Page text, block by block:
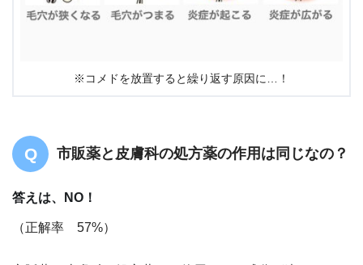
※コメドを放置すると繰り返す原因に…！
市販薬と皮膚科の処方薬の作用は同じなの？
答えは、NO！
（正解率 57%）